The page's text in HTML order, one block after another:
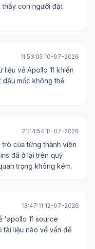
thấy con người đặt
11:53:05 10-07-2026
liệu về Apollo 11 khiến
mốc không thể
21:14:54 11-07-2026
trò của từng thành viên
đã ở lại trên quỹ
trọng không kém.
13:47:11 12-07-2026
'apollo 11 source
liệu nào về vấn đề